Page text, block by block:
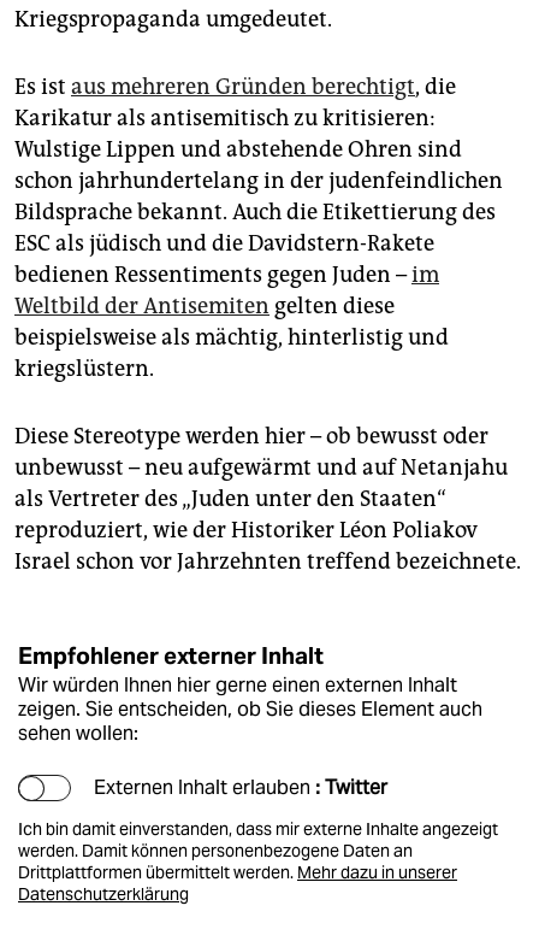
Kriegspropaganda umgedeutet.
Es ist aus mehreren Gründen berechtigt, die
Karikatur als antisemitisch zu kritisieren:
Wulstige Lippen und abstehende Ohren sind
schon jahrhundertelang in der judenfeindlichen
Bildsprache bekannt. Auch die Etikettierung des
ESC als jüdisch und die Davidstern-Rakete
bedienen Ressentiments gegen Juden –im
Weltbild der Antisemiten gelten diese
beispielsweise als mächtig, hinterlistig und
kriegslüstern.
Diese Stereotype werden hier – ob bewusst oder
unbewusst – neu aufgewärmt und auf Netanjahu
als Vertreter des „Juden unter den Staaten“
reproduziert, wie der Historiker Léon Poliakov
Israel schon vor Jahrzehnten treffend bezeichnete.
Empfohlener externer Inhalt
Wir würden Ihnen hier gerne einen externen Inhalt
zeigen. Sie entscheiden, ob Sie dieses Element auch
sehen wollen:
Externen Inhalt erlauben : Twitter
Ich bin damit einverstanden, dass mir externe Inhalte angezeigt
werden. Damit können personenbezogene Daten an
Drittplattformen übermittelt werden. Mehr dazu in unserer
Datenschutzerklärung